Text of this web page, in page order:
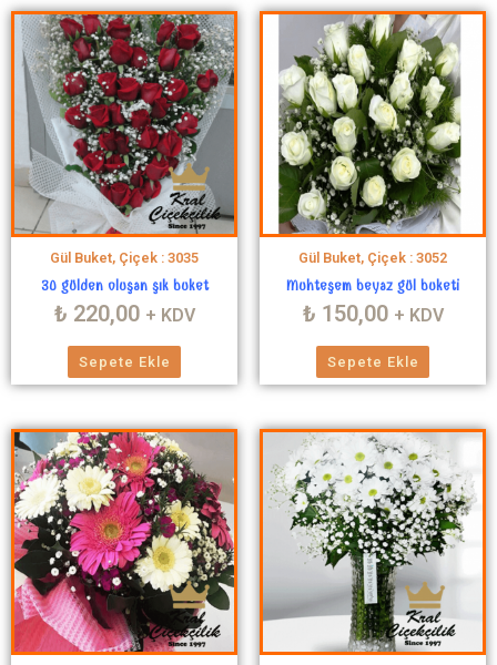
Gül Buket, Çiçek : 3035
30 gülden oluşan şık buket
₺ 220,00 + KDV
Sepete Ekle
Gül Buket, Çiçek : 3052
Muhteşem beyaz gül buketi
₺ 150,00 + KDV
Sepete Ekle